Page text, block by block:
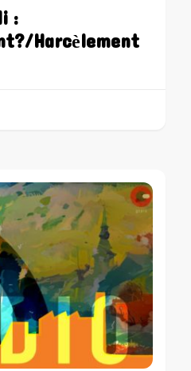
:
Harcèlement